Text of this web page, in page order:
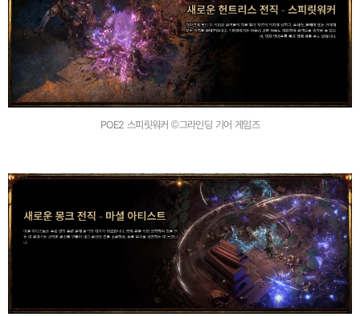
POE2 스피릿워커 ©그라인딩 기어 게임즈